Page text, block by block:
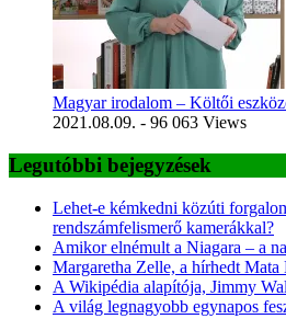
Magyar irodalom – Költői
2021.08.09. - 96 063 Views
Legutóbbi bejegyzések
Lehet-e kémkedni közúti
rendszámfelismerő kamerákkal?
Amikor elnémult a Niagara – a
Margaretha Zelle, a hírhedt Mata
A Wikipédia alapítója, Jimmy
A világ legnagyobb egynapos